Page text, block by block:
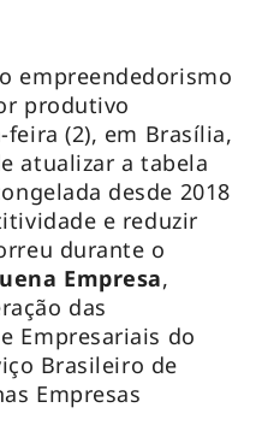
empreendedorismo
produtivo
(2), em Brasília,
atualizar a tabela
desde 2018
e reduzir
durante o
Empresa,
das
Empresariais do
Brasileiro de
Empresas